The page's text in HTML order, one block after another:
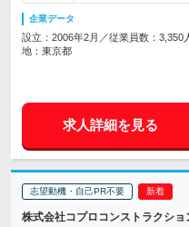
企業データ
設立：2006年2月／従業員数：3,350
地：東京都
求人詳細を見る
志望動機・自己PR不要
株式会社コプロコンストラクシ